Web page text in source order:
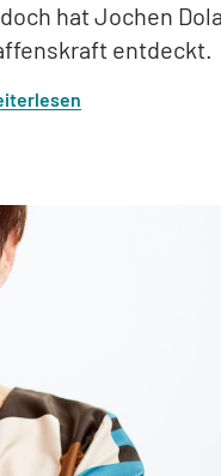
hat Jochen
entdeckt.